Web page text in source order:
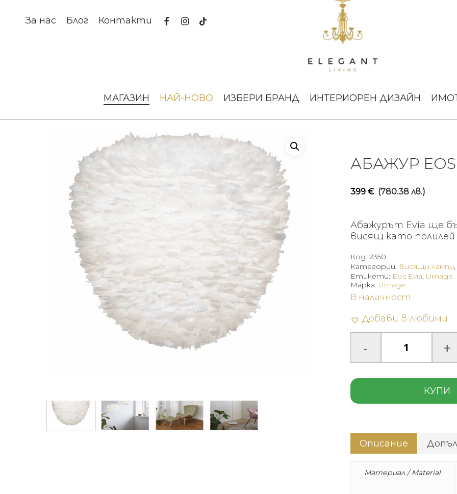
За нас Блог Контакти facebookinstagram
tiktok
МАГАЗИН НАЙ-НОВО ИЗБЕРИ БРАНД ИНТЕРИОРЕН ДИЗАЙН
АБАЖУР EOS
399 € (780.38 лв.)
Абажурът Evia ще
висящ като полилей
Код: 2350
Категории: Висящи лампи,
Етикети: Eos Evia, Umage
В наличност
Добави в любими
КУПИ
Марка: Umage
Описание
Материал / Material